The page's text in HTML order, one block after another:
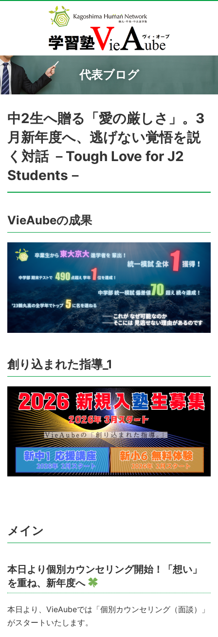
代表ブログ
中2生へ贈る「愛の厳しさ」。3
月新年度へ、逃げない覚悟を説
く対話 －Tough Love for J2
Students－
VieAubeの成果
創り込まれた指導_1
メイン
本日より個別カウンセリング開始！「想い」
を重ね、新年度へ
本日より、VieAubeでは「個別カウンセリング（面談）」
がスタートいたします。